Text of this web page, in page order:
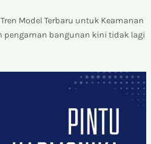
Model Terbaru untuk Keamanan
pengaman bangunan kini tidak lagi